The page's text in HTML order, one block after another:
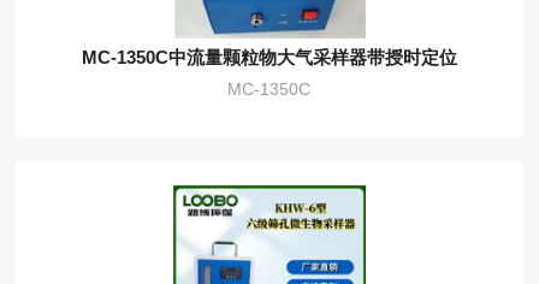
MC-1350C中流量颗粒物大气采样器带授时定位
MC-1350C